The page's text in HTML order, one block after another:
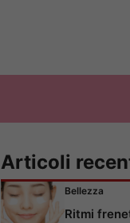
Articoli
Bellezza
Ritmi